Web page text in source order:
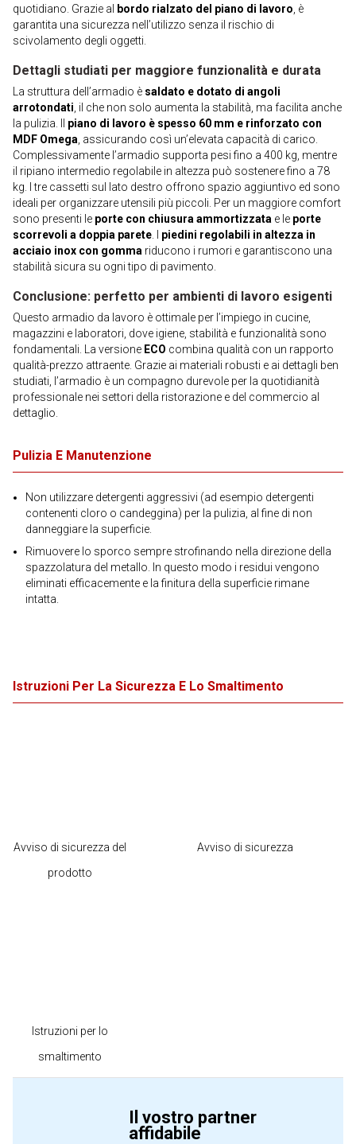
quotidiano. Grazie al bordo rialzato del piano di lavoro , è
garantita una sicurezza nell’utilizzo senza il rischio di
scivolamento degli oggetti.
Dettagli studiati per maggiore funzionalità e durata
La struttura dell’armadio è saldato e dotato di angoli
arrotondati , il che non solo aumenta la stabilità, ma facilita anche
la pulizia. Il piano di lavoro è spesso 60 mm e rinforzato con
MDF Omega , assicurando così un’elevata capacità di carico.
Complessivamente l’armadio supporta pesi fino a 400 kg, mentre
il ripiano intermedio regolabile in altezza può sostenere fino a 78
kg. I tre cassetti sul lato destro offrono spazio aggiuntivo ed sono
ideali per organizzare utensili più piccoli. Per un maggiore comfort
sono presenti le porte con chiusura ammortizzata e le porte
scorrevoli a doppia parete
piedini regolabili in altezza in
acciaio inox con gomma riducono i rumori e garantiscono una
stabilità sicura su ogni tipo di pavimento.
Conclusione: perfetto per ambienti di lavoro esigenti
Questo armadio da lavoro è ottimale per l’impiego in cucine,
magazzini e laboratori, dove igiene, stabilità e funzionalità sono
fondamentali. La versione ECO combina qualità con un rapporto
qualità-prezzo attraente. Grazie ai materiali robusti e ai dettagli ben
studiati, l’armadio è un compagno durevole per la quotidianità
professionale nei settori della ristorazione e del commercio al
dettaglio.
Pulizia E Manutenzione
Non utilizzare detergenti aggressivi (ad esempio detergenti
contenenti cloro o candeggina) per la pulizia, al fine di non
danneggiare la superficie.
Rimuovere lo sporco sempre strofinando nella direzione della
spazzolatura del metallo. In questo modo i residui vengono
eliminati efficacemente e la finitura della superficie rimane
intatta.
Istruzioni Per La Sicurezza E Lo Smaltimento
Avviso di sicurezza del
prodotto
Avviso di sicurezza
Istruzioni per lo
smaltimento
Il vostro partner
affidabile